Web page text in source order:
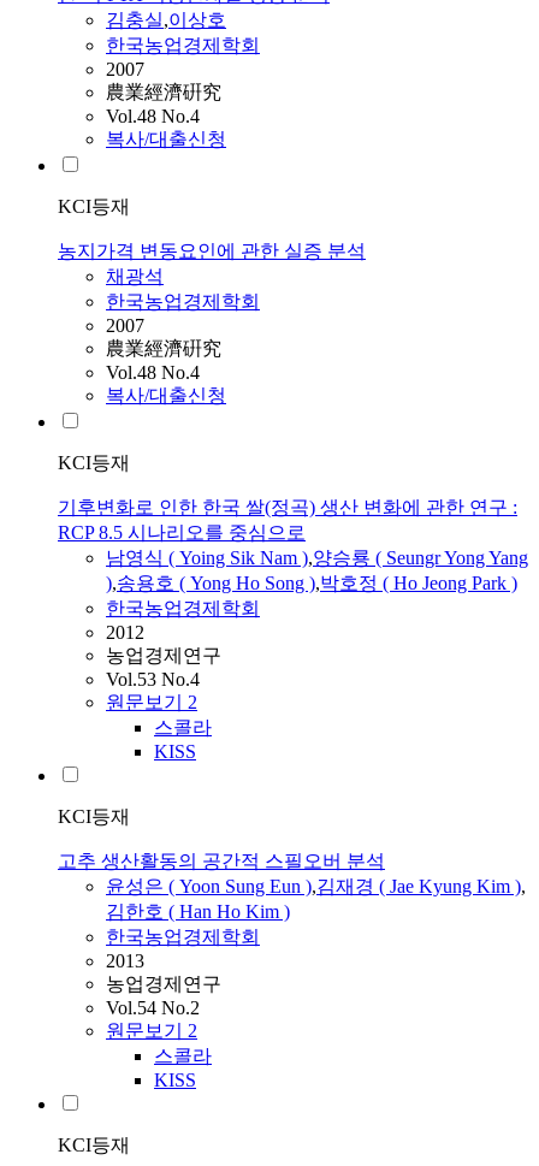
김충실,이상호
한국농업경제학회
2007
農業經濟硏究
Vol.48 No.4
복사/대출신청
KCI등재
농지가격 변동요인에 관한 실증 분석
채광석
한국농업경제학회
2007
農業經濟硏究
Vol.48 No.4
복사/대출신청
KCI등재
기후변화로 인한 한국 쌀(정곡) 생산 변화에 관한 연구 :
RCP 8.5 시나리오를 중심으로
남영식 ( Yoing Sik Nam ),양승룡 ( Seungr Yong Yang
),송용호 ( Yong Ho Song ),박호정 ( Ho Jeong Park )
한국농업경제학회
2012
농업경제연구
Vol.53 No.4
원문보기 2
스콜라
KISS
KCI등재
고추 생산활동의 공간적 스필오버 분석
윤성은 ( Yoon Sung Eun ),김재경 ( Jae Kyung Kim ),
김한호 ( Han Ho Kim )
한국농업경제학회
2013
농업경제연구
Vol.54 No.2
원문보기 2
스콜라
KISS
KCI등재